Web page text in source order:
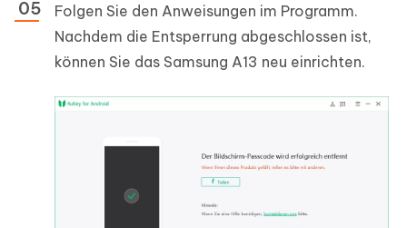
Folgen Sie den Anweisungen im Programm.
Nachdem die Entsperrung abgeschlossen ist,
können Sie das Samsung A13 neu einrichten.